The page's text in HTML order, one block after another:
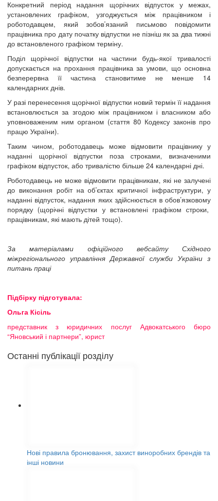
Конкретний період надання щорічних відпусток у межах,
установлених графіком, узгоджується між працівником і
роботодавцем, який зобов’язаний письмово повідомити
працівника про дату початку відпустки не пізніш як за два тижні
до встановленого графіком терміну.
Поділ щорічної відпустки на частини будь-якої тривалості
допускається на прохання працівника за умови, що основна
безперервна її частина становитиме не менше 14
календарних днів.
У разі перенесення щорічної відпустки новий термін її надання
встановлюється за згодою між працівником і власником або
уповноваженим ним органом (стаття 80 Кодексу законів про
працю України).
Таким чином, роботодавець може відмовити працівнику у
наданні щорічної відпустки поза строками, визначеними
графіком відпусток, або тривалістю більше 24 календарні дні.
Роботодавець не може відмовити працівникам, які не залучені
до виконання робіт на об’єктах критичної інфраструктури, у
наданні відпусток, надання яких здійснюється в обов’язковому
порядку (щорічні відпустки у встановлені графіком строки,
працівникам, які мають дітей тощо).
За матеріалами офіційного вебсайту Східного
міжрегіонального управління Державної служби України з
питань праці
Підбірку підготувала:
Ольга Кісіль
представник з юридичних послуг Адвокатського бюро
“Яновський і партнери”, юрист
Останні публікації розділу
Нові правила бронювання, захист виноробних брендів та
інші новини